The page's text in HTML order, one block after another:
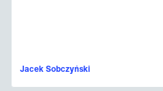
Jacek Sobczyński